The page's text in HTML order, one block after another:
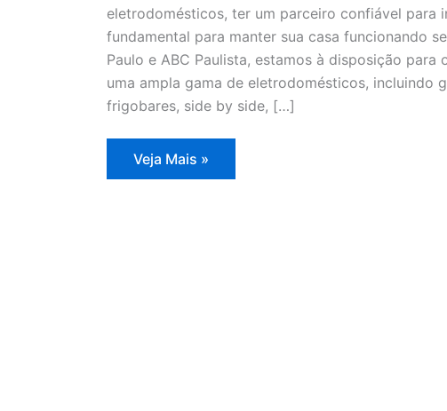
eletrodomésticos, ter um parceiro confiável para
fundamental para manter sua casa funcionando
Paulo e ABC Paulista, estamos à disposição
uma ampla gama de eletrodomésticos, incluindo
frigobares, side by side, […]
Assistência
Técnica
Veja Mais »